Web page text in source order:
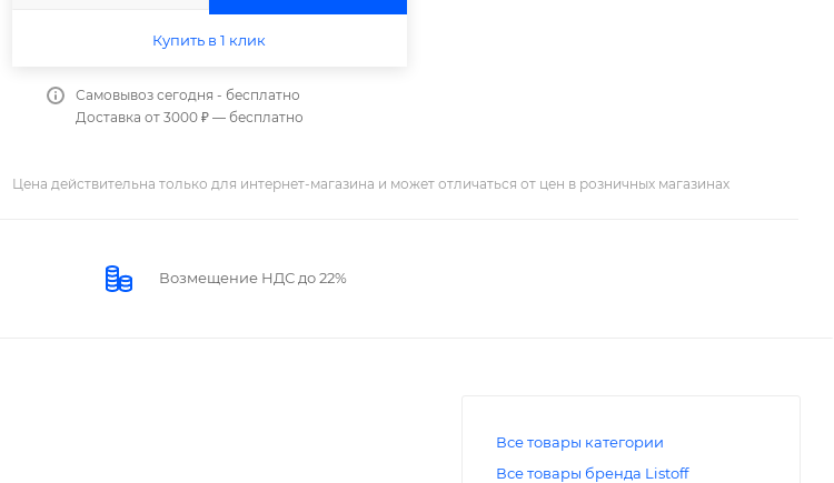
Купить в 1 клик
Самовывоз сегодня - бесплатно
Доставка от 3000 ₽ — бесплатно
Цена действительна только для интернет-магазина и может отличаться от цен в розничных магазинах
Возмещение НДС до 22%
Все товары категории
Все товары бренда Listoff